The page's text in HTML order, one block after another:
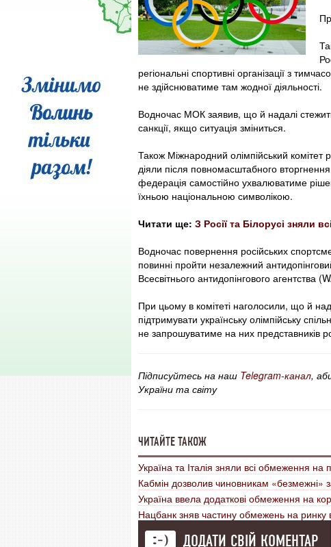
регіональні спортивні організації з
не здійснюватиме там жодної діяльності.
Водночас МОК заявив, що й надалі
санкції, якщо ситуація зміниться.
Також Міжнародний олімпійський комітет
діяли після повномасштабного
федерація самостійно ухвалюватиме
їхньою національною символікою.
Читати ще: З Росії та Білорусі зняли
Водночас повернення російських
повинні пройти незалежний
Всесвітнього антидопінгового агентства
При цьому в комітеті наголосили, що й
підтримувати українську олімпійську
не запрошуватиме на них представників
Підписуйтесь на наш Telegram-канал,
України та світу
ЧИТАЙТЕ ТАКОЖ
Україна та Італія зняли всі обмеження на
Кабмін дозволив чиновникам «безмежні»
Україна ввела додаткові обмеження на
Нацбанк зняв частину обмежень на ринку
ДОДАТИ СВІЙ КОМЕНТАР